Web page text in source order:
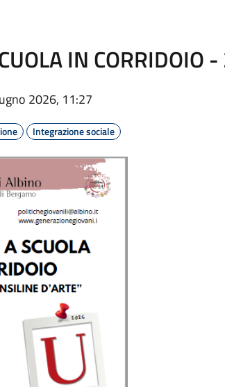
IN CORRIDOIO
2026, 11:27
Integrazione sociale